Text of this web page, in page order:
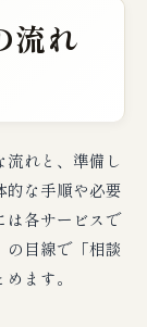
流れ
れと、準備し
的な手順や必要
は各サービスで
の目線で「相談
ます。